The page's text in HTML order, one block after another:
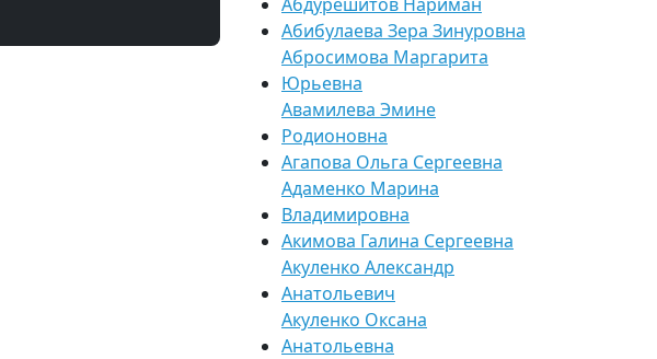
Абибулаева Зера Зинуровна
Абросимова Маргарита
Юрьевна
Авамилева Эмине
Родионовна
Агапова Ольга Сергеевна
Адаменко Марина
Владимировна
Акимова Галина Сергеевна
Акуленко Александр
Анатольевич
Акуленко Оксана
Анатольевна